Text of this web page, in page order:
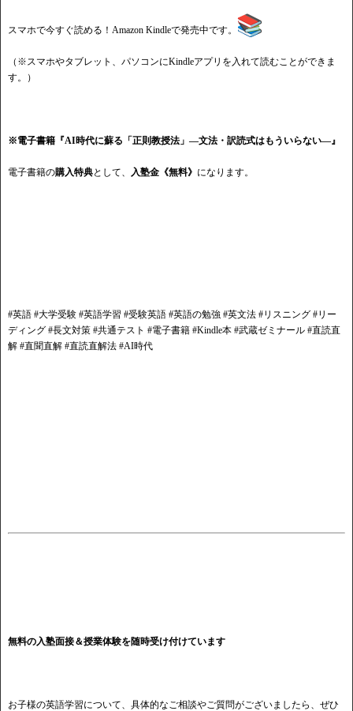
​スマホで今すぐ読める！Amazon Kindleで発売中です。
（※スマホやタブレット、パソコンにKindleアプリを入れて読むことができま
す。）
※電子書籍『AI時代に蘇る「正則教授法」―文法・訳読式はもういらない― 』
電子書籍の購入特典として、 入塾金《無料》 になります。
​#英語 #大学受験 #英語学習 #受験英語 #英語の勉強 #英文法 #リスニング #リー
ディング #長文対策 #共通テスト #電子書籍 #Kindle本 #武蔵ゼミナール #直読直
解 #直聞直解 #直読直解法 #AI時代
無料の入塾面接＆授業体験を随時受け付けています
お子様の英語学習について、具体的なご相談やご質問がございましたら、ぜひ